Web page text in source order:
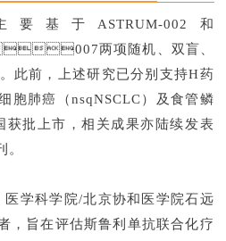
基于ASTRUM-002和
两项随机、双盲、
此前，上述研究已分别支持H药
胞肺癌（nsqNSCLC）及食管鳞
获批上市，相关成果亦陆续发表
。
医学科学院/北京协和医学院石远
，旨在评估斯鲁利单抗联合化疗